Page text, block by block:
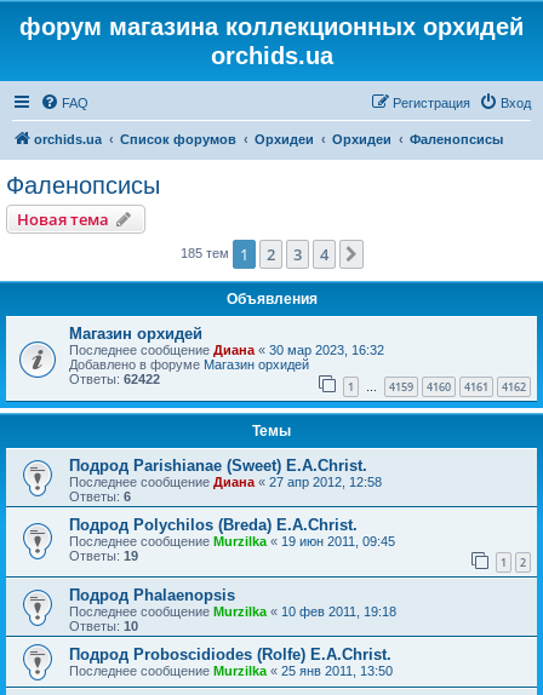
форум магазина коллекционных орхидей
orchids.ua
FAQ Вход
Регистрация
orchids.ua Список форумов Орхидеи Орхидеи Фаленопсисы
Фаленопсисы
Новая тема
185 тем 1 2 3 4
Объявления
Магазин орхидей
Последнее сообщение Диана « 30 мар 2023, 16:32
Добавлено в форуме Магазин орхидей
Ответы: 62422 1 … 4159 4160 4161 4162
Темы
Подрод Parishianae (Sweet) E.A.Christ.
Последнее сообщение Диана « 27 апр 2012, 12:58
Ответы: 6
Подрод Polychilos (Breda) E.A.Christ.
Последнее сообщение Murzilka « 19 июн 2011, 09:45
Ответы: 19 1 2
Подрод Phalaenopsis
Последнее сообщение Murzilka « 10 фев 2011, 19:18
Ответы: 10
Подрод Proboscidiodes (Rolfe) E.A.Christ.
Последнее сообщение Murzilka « 25 янв 2011, 13:50